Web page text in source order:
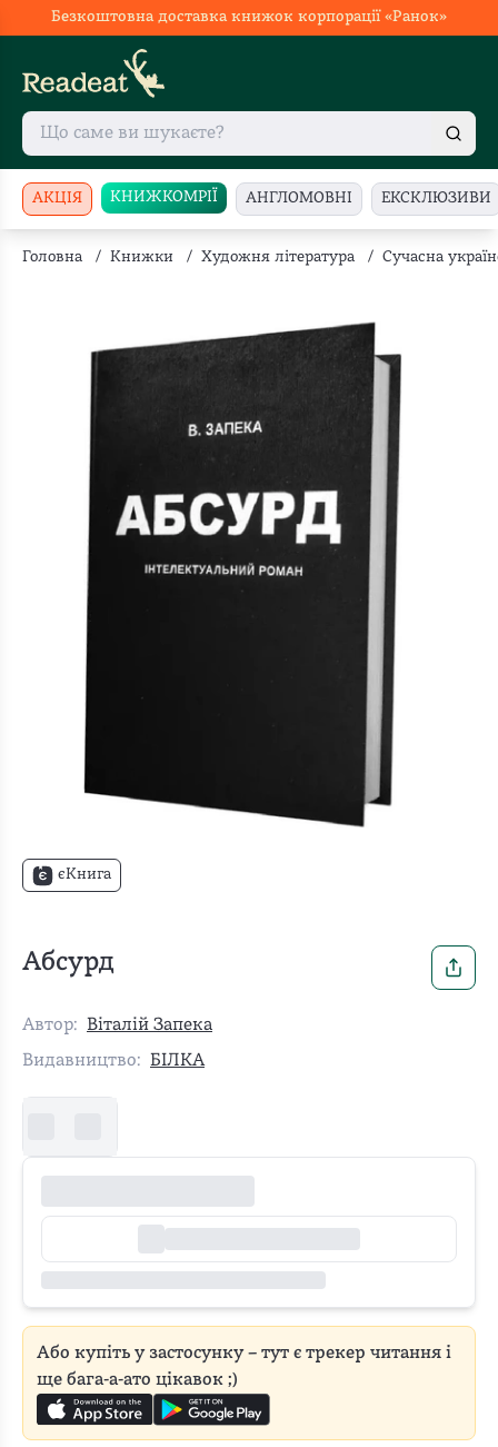
Безкоштовна доставка книжок корпорації «Ранок»
АКЦІЯ КНИЖКОМРІЇ АНГЛОМОВНІ ЕКСКЛЮЗИВИ
Головна / Книжки / Художня література / Сучасна
єКнига
Абсурд
Автор:
Віталій Запека
Видавництво: БІЛКА
Або купіть у застосунку – тут є трекер читання і
ще бага-а-ато цікавок ;)